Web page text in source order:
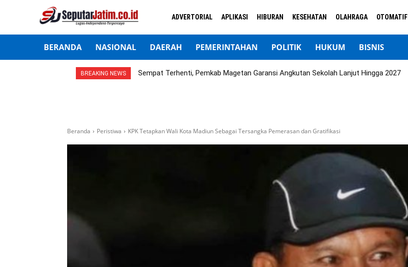
ADVERTORIAL APLIKASI HIBURAN KESEHATAN OLAHRAGA OTOMATIF
BERANDA NASIONAL DAERAH PEMERINTAHAN POLITIK HUKUM BISNIS
BREAKING NEWS Sempat Terhenti, Pemkab Magetan Garansi Angkutan Sekolah Lanjut Hingga 2027
Beranda Peristiwa KPK Tetapkan Wali Kota Madiun Sebagai Tersangka Pemerasan dan Gratifikasi